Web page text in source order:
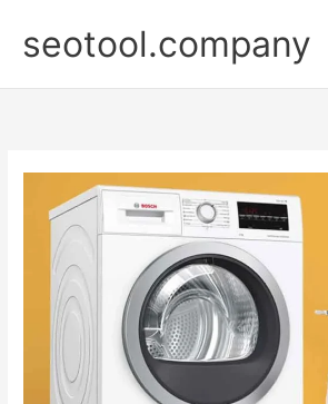
dung
seotool.company